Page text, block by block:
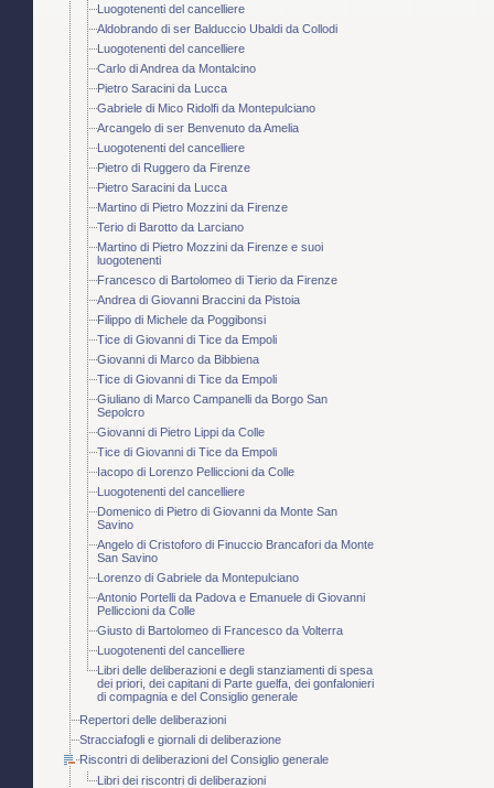
Luogotenenti del cancelliere
Aldobrando di ser Balduccio Ubaldi da Collodi
Luogotenenti del cancelliere
Carlo di Andrea da Montalcino
Pietro Saracini da Lucca
Gabriele di Mico Ridolfi da Montepulciano
Arcangelo di ser Benvenuto da Amelia
Luogotenenti del cancelliere
Pietro di Ruggero da Firenze
Pietro Saracini da Lucca
Martino di Pietro Mozzini da Firenze
Terio di Barotto da Larciano
Martino di Pietro Mozzini da Firenze e suoi
luogotenenti
Francesco di Bartolomeo di Tierio da Firenze
Andrea di Giovanni Braccini da Pistoia
Filippo di Michele da Poggibonsi
Tice di Giovanni di Tice da Empoli
Giovanni di Marco da Bibbiena
Tice di Giovanni di Tice da Empoli
Giuliano di Marco Campanelli da Borgo San
Sepolcro
Giovanni di Pietro Lippi da Colle
Tice di Giovanni di Tice da Empoli
Iacopo di Lorenzo Pelliccioni da Colle
Luogotenenti del cancelliere
Domenico di Pietro di Giovanni da Monte San
Savino
Angelo di Cristoforo di Finuccio Brancafori da Monte
San Savino
Lorenzo di Gabriele da Montepulciano
Antonio Portelli da Padova e Emanuele di Giovanni
Pelliccioni da Colle
Giusto di Bartolomeo di Francesco da Volterra
Luogotenenti del cancelliere
Libri delle deliberazioni e degli stanziamenti di spesa
dei priori, dei capitani di Parte guelfa, dei gonfalonieri
di compagnia e del Consiglio generale
Repertori delle deliberazioni
Stracciafogli e giornali di deliberazione
Riscontri di deliberazioni del Consiglio generale
Libri dei riscontri di deliberazioni